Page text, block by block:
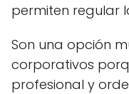
permiten regular
Son una opción
corporativos
profesional y